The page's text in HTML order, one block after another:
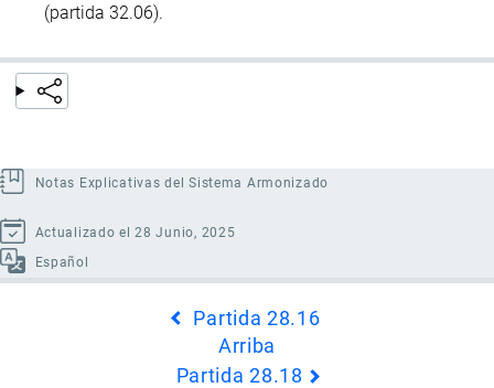
(partida 32.06).
Notas Explicativas del Sistema Armonizado
Actualizado el 28 Junio, 2025
Español
Partida 28.16
Arriba
Partida 28.18